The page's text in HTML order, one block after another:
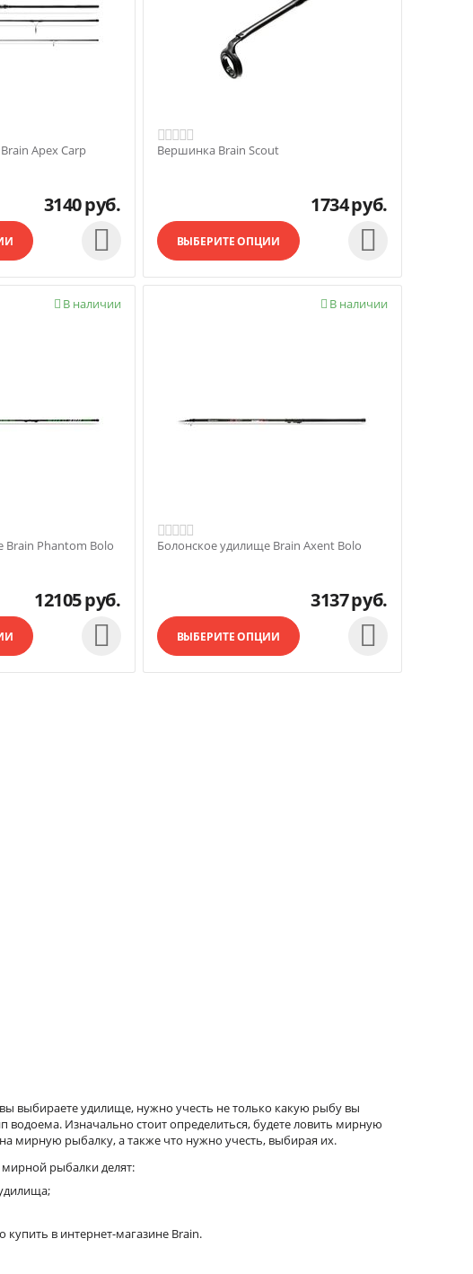
Apex Carp
3140руб.

Вершинка Brain Scout
1734руб.
ВЫБЕРИТЕ ОПЦИИ 
В наличии

Brain Phantom Bolo
12105руб.

В наличии

Болонское удилище Brain Axent Bolo
3137руб.
ВЫБЕРИТЕ ОПЦИИ 
выбираете удилище, нужно учесть не только какую рыбу вы
водоема. Изначально стоит определиться, будете ловить мирную
мирную рыбалку, а также что нужно учесть, выбирая их.
рыбалки делят:
в интернет-магазине Brain.